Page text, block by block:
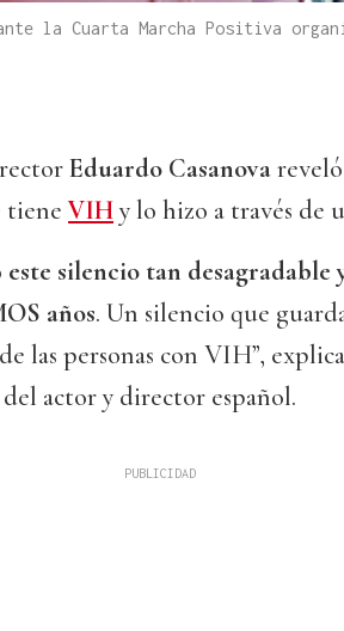
la Cuarta Marcha Positiva
Eduardo Casanova
tieneVIHy lo hizo a través de
este silencio tan desagradable
años. Un silencio que
las personas con VIH”,
actor y director español.